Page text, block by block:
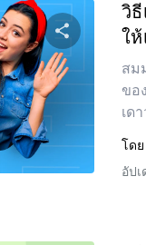
แบ่งปัน
วิ
ให้
สม
ขอ
เด
โดย
อัปเ